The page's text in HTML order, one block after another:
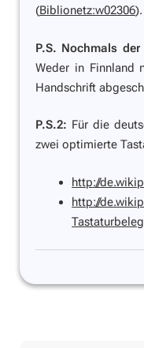
(Biblionetz:w02306).
P.S. Nochmals
Weder in Finnland
Handschrift
P.S.2: Für die
zwei optimierte
http://
http://